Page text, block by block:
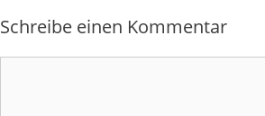
Schreibe einen Kommentar